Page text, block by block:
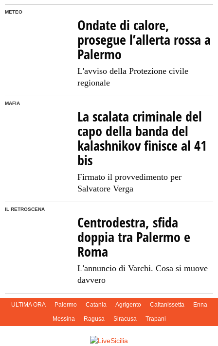
METEO
Ondate di calore,
prosegue l’allerta rossa a
Palermo
L'avviso della Protezione civile
regionale
MAFIA
La scalata criminale del
capo della banda del
kalashnikov finisce al 41
bis
Firmato il provvedimento per
Salvatore Verga
IL RETROSCENA
Centrodestra, sfida
doppia tra Palermo e
Roma
L'annuncio di Varchi. Cosa si muove
davvero
ULTIMA ORA Palermo Catania Agrigento Caltanissetta Enna
Messina Ragusa Siracusa Trapani